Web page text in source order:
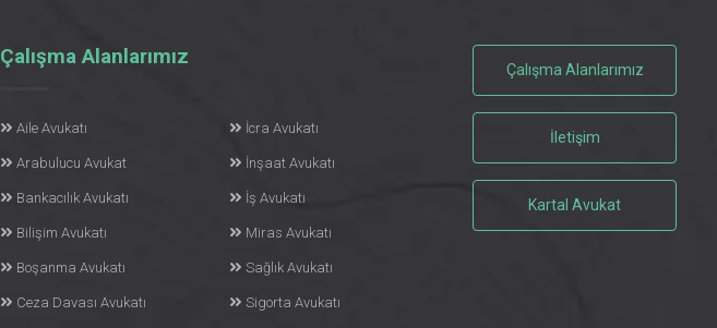
Çalışma Alanlarımız
Aile Avukatı
Arabulucu Avukat
Bankacılık Avukatı
Bilişim Avukatı
Boşanma Avukatı
Ceza Davası Avukatı
İcra Avukatı
İnşaat Avukatı
İş Avukatı
Miras Avukatı
Sağlık Avukatı
Sigorta Avukatı
Çalışma Alanlarımız
İletişim
Kartal Avukat